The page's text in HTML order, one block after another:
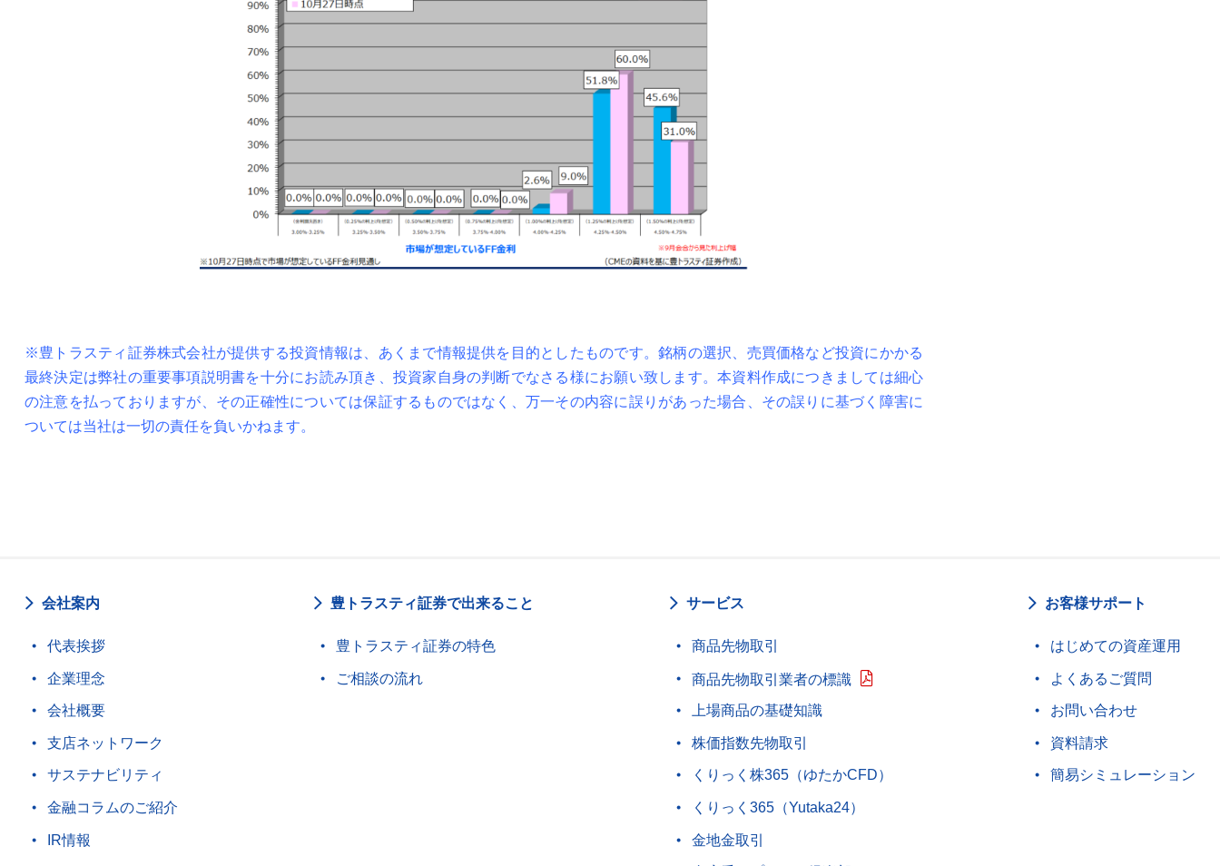
※豊トラスティ証券株式会社が提供する投資情報は、あくまで情報提供を目的としたものです。銘柄の選択、売買価格など投資にかかる
最終決定は弊社の重要事項説明書を十分にお読み頂き、投資家自身の判断でなさる様にお願い致します。本資料作成につきましては細心
の注意を払っておりますが、その正確性については保証するものではなく、万一その内容に誤りがあった場合、その誤りに基づく障害に
ついては当社は一切の責任を負いかねます。
会社案内
代表挨拶
企業理念
会社概要
支店ネットワーク
サステナビリティ
金融コラムのご紹介
IR情報
豊トラスティ証券で出来ること
豊トラスティ証券の特色
ご相談の流れ
サービス
商品先物取引
商品先物取引業者の標識
上場商品の基礎知識
株価指数先物取引
くりっく株365（ゆたかCFD）
くりっく365（Yutaka24）
金地金取引
お客様サポート
はじめての資産運用
よくあるご質問
お問い合わせ
資料請求
簡易シミュレーション